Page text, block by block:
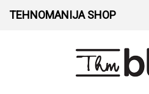
TEHNOMANIJA SHOP